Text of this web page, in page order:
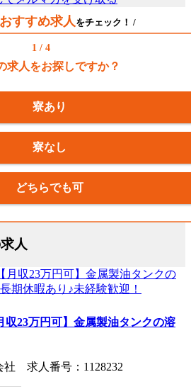
おすすめ求人 をチェック！ /
1 / 4
求人をお探しですか？
寮あり
寮なし
どちらでも可
人
収23万円可】金属製油タンクの溶
社 求人番号：1128232